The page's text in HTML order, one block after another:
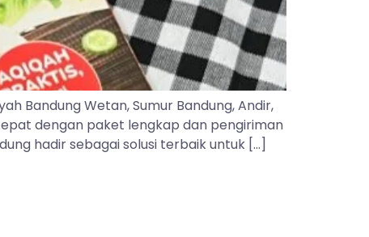
Bandung Wetan, Sumur Bandung, Andir,
dengan paket lengkap dan pengiriman
hadir sebagai solusi terbaik untuk […]